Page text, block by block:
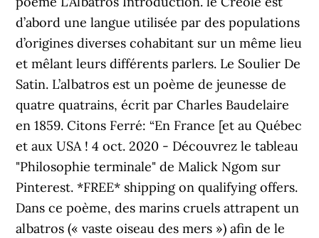
d’abord une langue utilisée par des populations
d’origines diverses cohabitant sur un même lieu
et mêlant leurs différents parlers. Le Soulier De
Satin. L’albatros est un poème de jeunesse de
quatre quatrains, écrit par Charles Baudelaire
en 1859. Citons Ferré: “En France [et au Québec
et aux USA ! 4 oct. 2020 - Découvrez le tableau
"Philosophie terminale" de Malick Ngom sur
Pinterest. *FREE* shipping on qualifying offers.
Dans ce poème, des marins cruels attrapent un
albatros (« vaste oiseau des mers ») afin de le